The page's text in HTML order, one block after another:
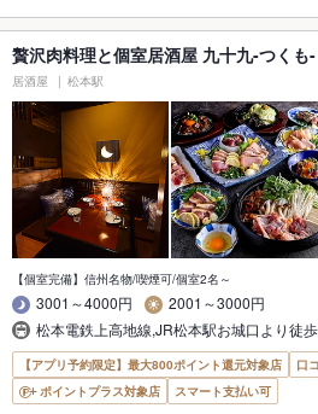
贅沢肉料理と個室居酒屋 九十九-つくも
居酒屋 松本駅
【個室完備】信州名物/喫煙可/個室2名～
3001～4000円
2001～3000円
松本電鉄上高地線,JR松本駅お城口より徒
【アプリ予約限定】最大800ポイント還元対象店
口
ポイントプラス対象店
スマート支払い可